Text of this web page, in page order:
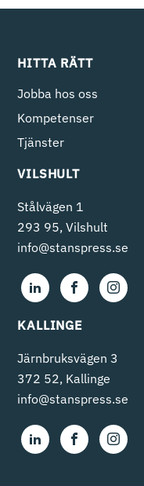
HITTA RÄTT
Jobba hos oss
Kompetenser
Tjänster
VILSHULT
Stålvägen 1
293 95, Vilshult
info@stanspress.se
KALLINGE
Järnbruksvägen 3
372 52, Kallinge
info@stanspress.se